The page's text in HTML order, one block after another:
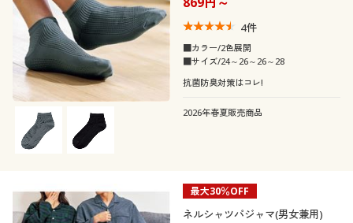
大きいサイズ 事務・制服
カタログ・チラシからのご注文
デジタルカタログ
カタログ無料プレゼント
会員メニュー
マイページ
靴・靴下サイ
ズ
21 22.5 23
24 25.5 26
27
メンズサイズ
S M LL 3L 4L
4件
■カラー/2色展開
■サイズ/24～26～26～28
抗菌防臭対策はコレ!
2026年春夏販売商品
最大30％OFF
ネルシャツパジャマ(男女兼用)